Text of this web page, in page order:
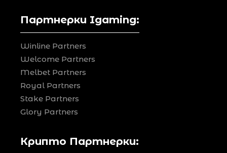
Партнерки Igaming:
Winline Partners
Welcome Partners
Melbet Partners
Royal Partners
Stake Partners
Glory Partners
Крипто Партнерки: